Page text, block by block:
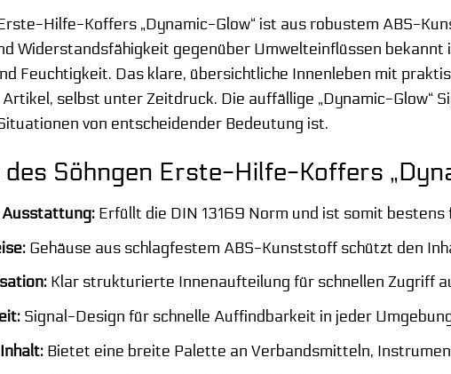
Hilfe-Koffers „Dynamic-Glow“ ist aus robustem ABS-
Widerstandsfähigkeit gegenüber Umwelteinflüssen bekannt
Feuchtigkeit. Das klare, übersichtliche Innenleben mit
selbst unter Zeitdruck. Die auffällige „Dynamic-Glow“
von entscheidender Bedeutung ist.
des Söhngen Erste-Hilfe-Koffers
Erfüllt die DIN 13169 Norm und ist somit
Gehäuse aus schlagfestem ABS-Kunststoff schützt den
Klar strukturierte Innenaufteilung für schnellen Zugriff
Signal-Design für schnelle Auffindbarkeit in jeder
Bietet eine breite Palette an Verbandsmitteln,